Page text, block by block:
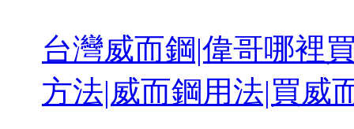
台灣威而鋼|偉哥哪裡
方法|威而鋼用法|買威